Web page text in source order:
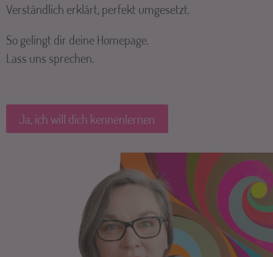
Verständlich erklärt, perfekt umgesetzt.
So gelingt dir deine Homepage.
Lass uns sprechen.
Ja, ich will dich kennenlernen